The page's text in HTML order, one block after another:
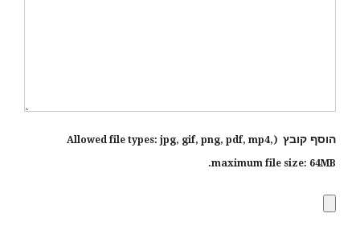
הוסף קובץ (Allowed file types:
jpg, gif, png, pdf, mp4,
maximum file size: 64MB.